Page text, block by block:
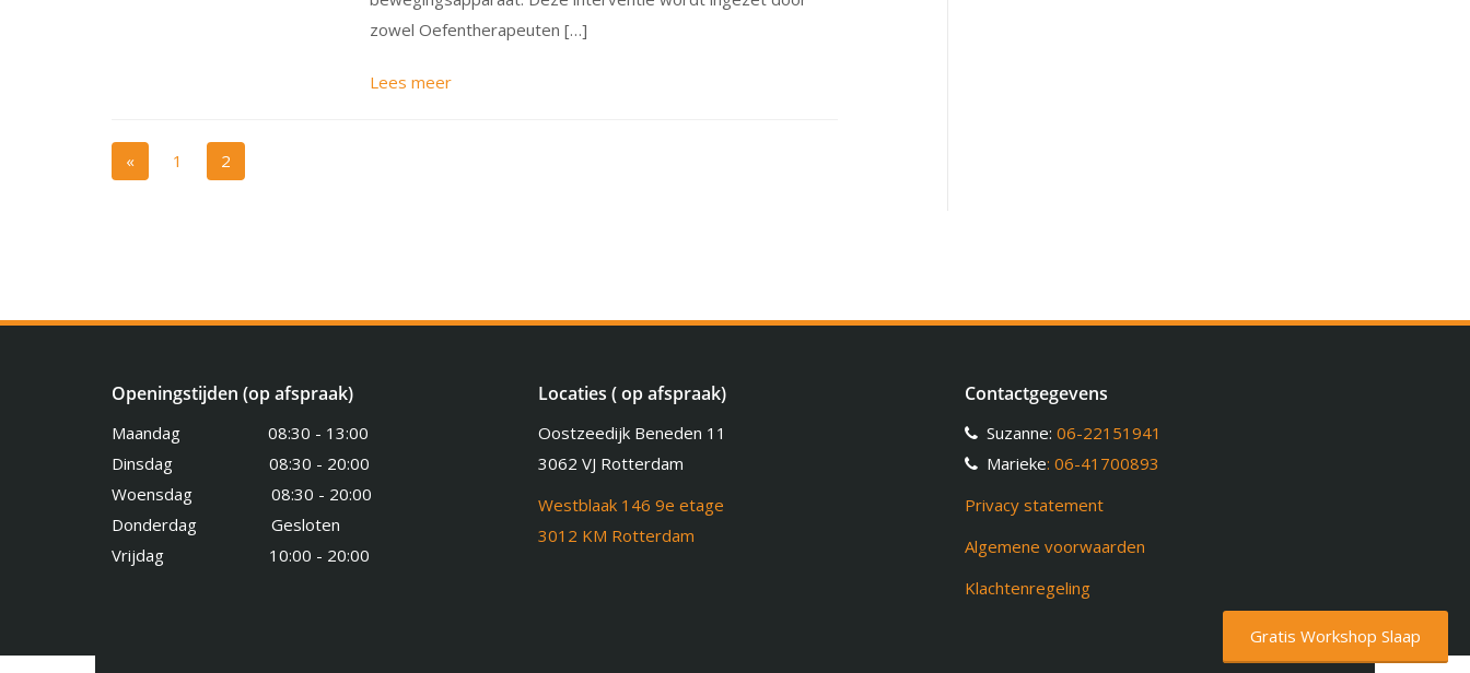
zowel Oefentherapeuten […]
Lees meer
« 1 2
Openingstijden (op afspraak)
Maandag 08:30 - 13:00
Dinsdag 08:30 - 20:00
Woensdag 08:30 - 20:00
Donderdag Gesloten
Vrijdag 10:00 - 20:00
Locaties ( op afspraak)
Oostzeedijk Beneden 11
3062 VJ Rotterdam
Westblaak 146 9e etage
3012 KM Rotterdam
Contactgegevens
Suzanne: 06-22151941
Marieke: 06-41700893
Privacy statement
Algemene voorwaarden
Klachtenregeling
Gratis Workshop Slaap